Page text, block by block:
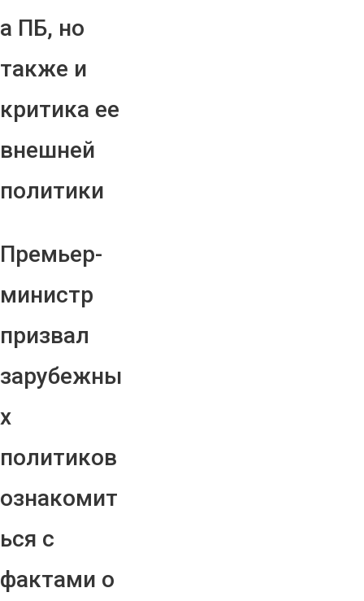
а ПБ, но
также и
критика ее
внешней
политики
Премьер-
министр
призвал
зарубежны
х
политиков
ознакомит
ься с
фактами о